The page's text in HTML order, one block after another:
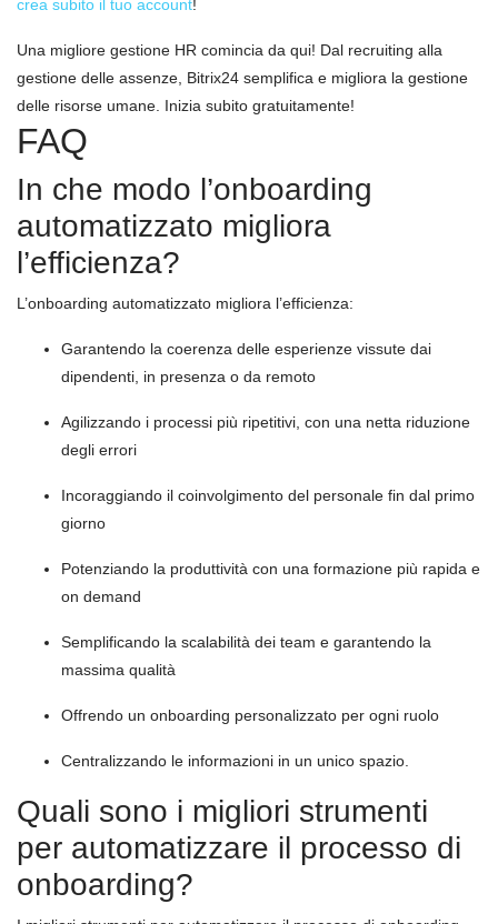
crea subito il tuo account!
Una migliore gestione HR comincia da qui! Dal recruiting alla
gestione delle assenze, Bitrix24 semplifica e migliora la gestione
delle risorse umane. Inizia subito gratuitamente!
FAQ
In che modo l’onboarding
automatizzato migliora
l’efficienza?
L’onboarding automatizzato migliora l’efficienza:
Garantendo la coerenza delle esperienze vissute dai
dipendenti, in presenza o da remoto
Agilizzando i processi più ripetitivi, con una netta riduzione
degli errori
Incoraggiando il coinvolgimento del personale fin dal primo
giorno
Potenziando la produttività con una formazione più rapida e
on demand
Semplificando la scalabilità dei team e garantendo la
massima qualità
Offrendo un onboarding personalizzato per ogni ruolo
Centralizzando le informazioni in un unico spazio.
Quali sono i migliori strumenti
per automatizzare il processo di
onboarding?